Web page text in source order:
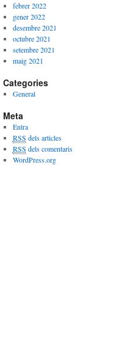
febrer 2022
gener 2022
desembre 2021
octubre 2021
setembre 2021
maig 2021
Categories
General
Meta
Entra
RSS dels articles
RSS dels comentaris
WordPress.org